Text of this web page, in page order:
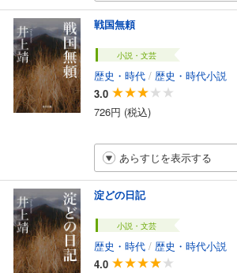
戦国無頼
小説・文芸
歴史・時代 / 歴史・時代小説
3.0
726円 (税込)
あらすじを表示する
淀どの日記
小説・文芸
歴史・時代 / 歴史・時代小説
4.0